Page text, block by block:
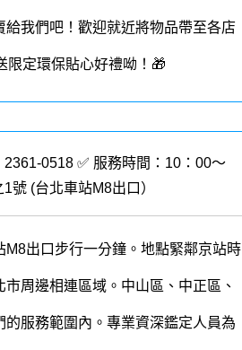
我們吧！歡迎就近將物品帶至各店
限定環保貼心好禮呦！🎁
2361-0518 ✅ 服務時間：10：00～
1號 (台北車站M8出口 ）
出口步行一分鐘。地點緊鄰京站時
周邊相連區域。中山區、中正區、
的服務範圍內 。 專業資深鑑定人員為